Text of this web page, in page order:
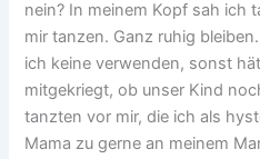
nein? In meinem Kopf sah ich
mir tanzen. Ganz ruhig
ich keine verwenden, sonst
mitgekriegt, ob unser Kind
tanzten vor mir, die ich als
Mama zu gerne an meinem